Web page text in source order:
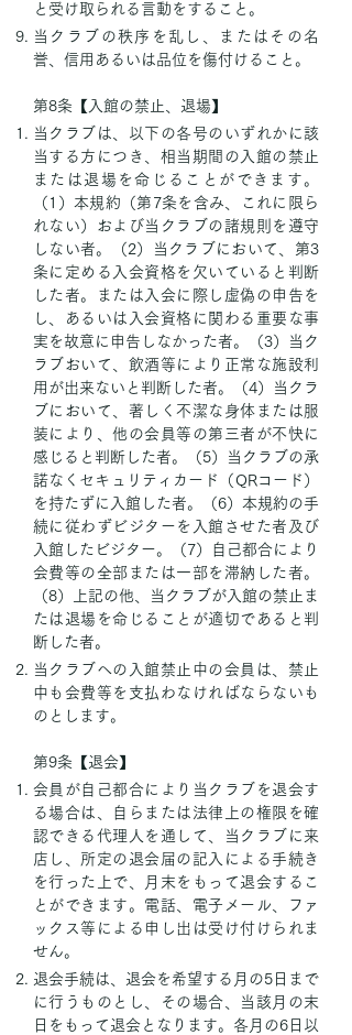
と受け取られる言動をすること。
当クラブの秩序を乱し、またはその名
誉、信用あるいは品位を傷付けること。
第8条【入館の禁止、退場】
当クラブは、以下の各号のいずれかに該
当する方につき、相当期間の入館の禁止
または退場を命じることができます。
（1）本規約（第7条を含み、これに限ら
れない）および当クラブの諸規則を遵守
しない者。（2）当クラブにおいて、第3
条に定める入会資格を欠いていると判断
した者。または入会に際し虚偽の申告を
し、あるいは入会資格に関わる重要な事
実を故意に申告しなかった者。（3）当ク
ラブおいて、飲酒等により正常な施設利
用が出来ないと判断した者。（4）当クラ
ブにおいて、著しく不潔な身体または服
装により、他の会員等の第三者が不快に
感じると判断した者。（5）当クラブの承
諾なくセキュリティカード（QRコード）
を持たずに入館した者。（6）本規約の手
続に従わずビジターを入館させた者及び
入館したビジター。（7）自己都合により
会費等の全部または一部を滞納した者。
（8）上記の他、当クラブが入館の禁止ま
たは退場を命じることが適切であると判
断した者。
当クラブへの入館禁止中の会員は、禁止
中も会費等を支払わなければならないも
のとします。
第9条【退会】
会員が自己都合により当クラブを退会す
る場合は、自らまたは法律上の権限を確
認できる代理人を通して、当クラブに来
店し、所定の退会届の記入による手続き
を行った上で、月末をもって退会するこ
とができます。電話、電子メール、ファ
ックス等による申し出は受け付けられま
せん。
退会手続は、退会を希望する月の5日まで
に行うものとし、その場合、当該月の末
日をもって退会となります。各月の6日以